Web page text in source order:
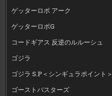
ゲッターロボ アーク
ゲッターロボG
コードギアス 反逆のルルーシュ
ゴジラ
ゴジラ S.P＜シンギュラポイント＞
ゴーストバスターズ